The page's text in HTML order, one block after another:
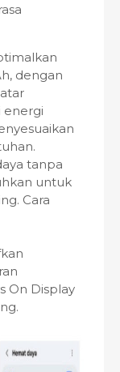
dengan
energi
tanpa
untuk
Cara
On Display